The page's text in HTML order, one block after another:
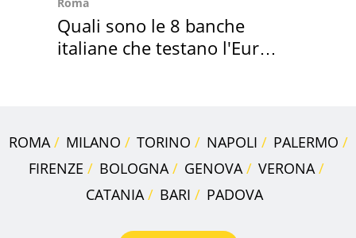
Quali sono le 8 banche
italiane che testano l'Euro
ROMA MILANO TORINO NAPOLI
PALERMO
FIRENZE
BOLOGNA GENOVA
VERONA
CATANIA
BARI PADOVA